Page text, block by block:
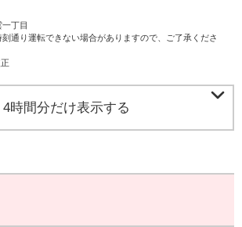
丁目
通り運転できない場合がありますので、ご了承くださ
4時間分だけ表示する 